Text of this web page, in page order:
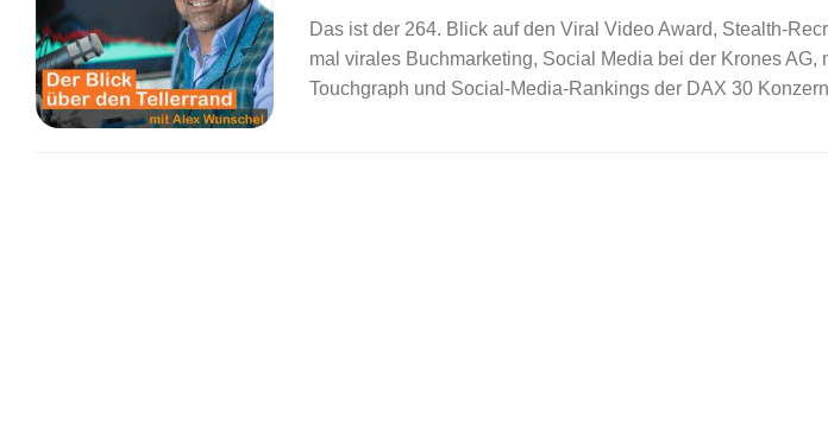
Das ist der 264. Blick auf den Viral Video Award, Stealth-
mal virales Buchmarketing, Social Media bei der Krones
Touchgraph und Social-Media-Rankings der DAX 30